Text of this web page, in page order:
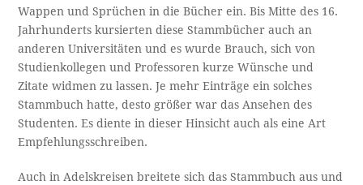
Wappen und Sprüchen in die Bücher ein. Bis Mitte des 16.
Jahrhunderts kursierten diese Stammbücher auch an
anderen Universitäten und es wurde Brauch, sich von
Studienkollegen und Professoren kurze Wünsche und
Zitate widmen zu lassen. Je mehr Einträge ein solches
Stammbuch hatte, desto größer war das Ansehen des
Studenten. Es diente in dieser Hinsicht auch als eine Art
Empfehlungsschreiben.
Auch in Adelskreisen breitete sich das Stammbuch aus und